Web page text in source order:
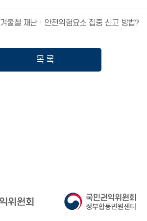
겨울철 재난 · 안전위험요소 집중 신고 방법?
목 록